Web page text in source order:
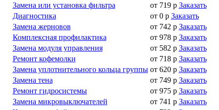
Замена или установка фильтра
от 719 р Заказать
Диагностика
от 0 р Заказать
Замена жерновов
от 742 р Заказать
Комплексная профилактика
от 978 р Заказать
Замена модуля управления
от 582 р Заказать
Ремонт кофемолки
от 718 р Заказать
Замена уплотнительного кольца группы от 620 р Заказать
Замена тена
от 749 р Заказать
Ремонт гидросистемы
от 975 р Заказать
Замена микровыключателей
от 741 р Заказать